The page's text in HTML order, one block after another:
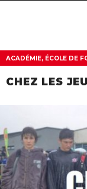
ACADÉMIE, ÉCOLE DE
CHEZ LES